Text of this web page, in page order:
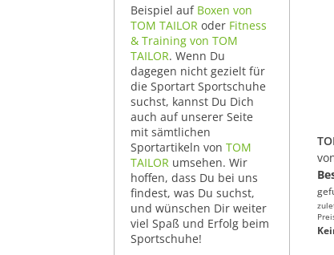
Beispiel auf Boxen von
TOM TAILOR oder Fitness
& Training von TOM
TAILOR. Wenn Du
dagegen nicht gezielt für
die Sportart Sportschuhe
suchst, kannst Du Dich
auch auf unserer Seite
mit sämtlichen
Sportartikeln von TOM
TAILOR umsehen. Wir
hoffen, dass Du bei uns
findest, was Du suchst,
und wünschen Dir weiter
viel Spaß und Erfolg beim
Sportschuhe!